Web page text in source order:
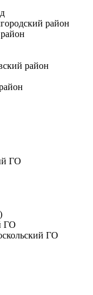
район
район
ГО
ГО
ГО